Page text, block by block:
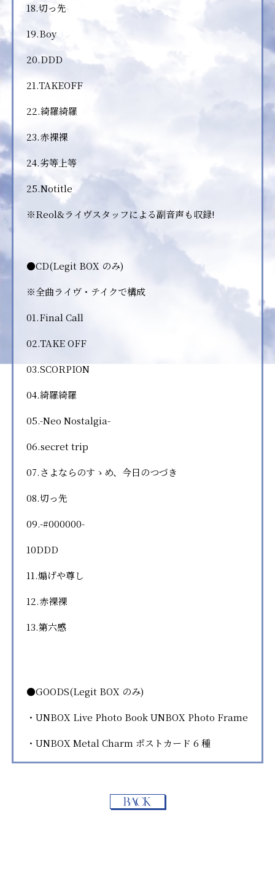
18.切っ先
19.Boy
20.DDD
21.TAKEOFF
22.綺羅綺羅
23.赤裸裸
24.劣等上等
25.Notitle
※Reol&ライヴスタッフによる副音声も収録!
●CD(Legit BOX のみ)
※全曲ライヴ・テイクで構成
01.Final Call
02.TAKE OFF
03.SCORPION
04.綺羅綺羅
05.-Neo Nostalgia-
06.secret trip
07.さよならのすゝめ、今日のつづき
08.切っ先
09.-#000000-
10DDD
11.煽げや尊し
12.赤裸裸
13.第六感
●GOODS(Legit BOX のみ)
・UNBOX Live Photo Book UNBOX Photo Frame
・UNBOX Metal Charm ポストカード 6 種